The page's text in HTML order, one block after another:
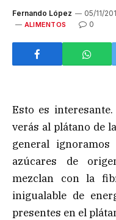
Fernando López 05/11/
ALIMENTOS 0
Esto es
verás al plátano de
general
azúcares de
mezclan con la
inigualable de
presentes en el